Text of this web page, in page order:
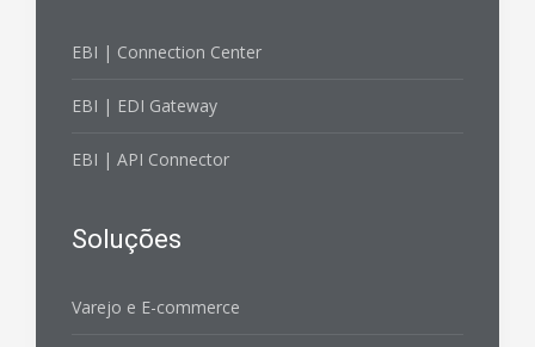
EBI | Connection Center
EBI | EDI Gateway
EBI | API Connector
Soluções
Varejo e E-commerce